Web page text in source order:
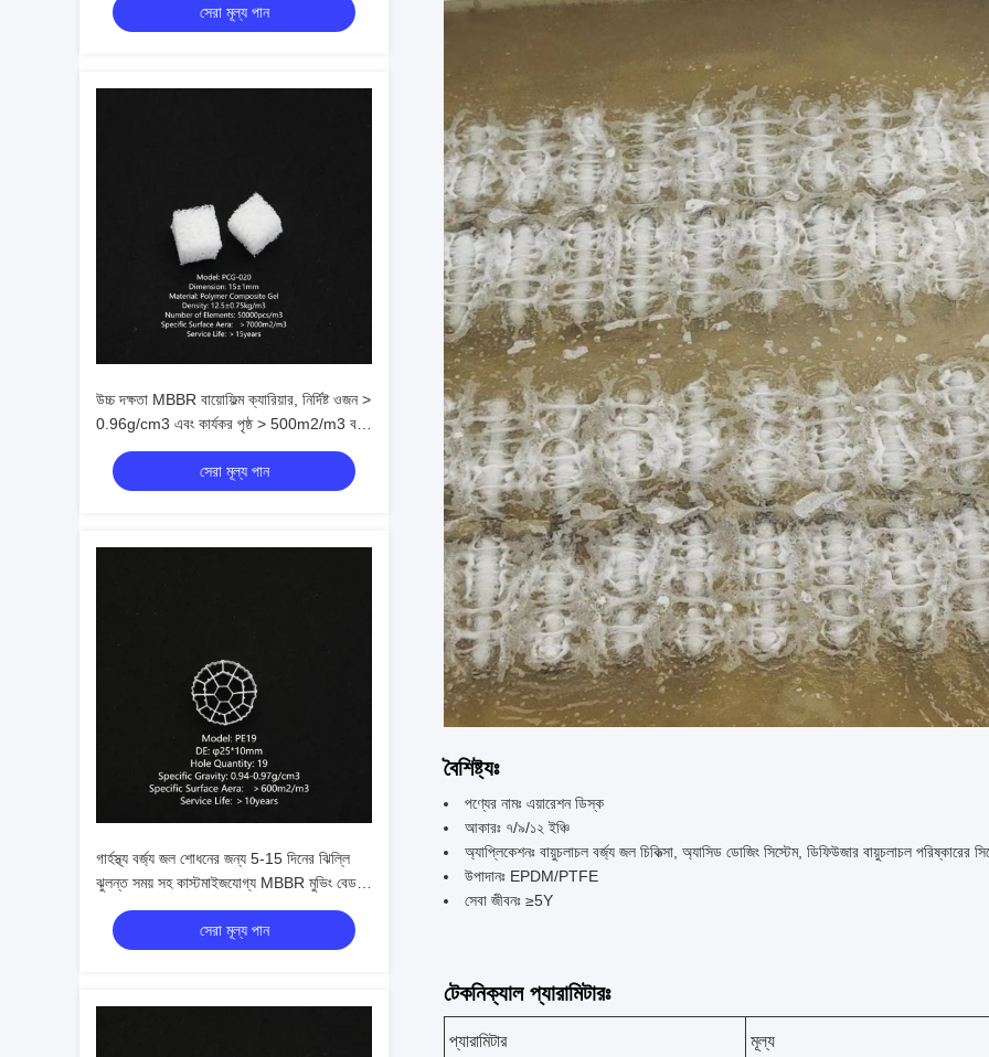
সেরা মূল্য পান
উচ্চ দক্ষতা MBBR বায়োফিল্ম ক্যারিয়ার, নির্দিষ্ট ওজন >
0.96g/cm3 এবং কার্যকর পৃষ্ঠ > 500m2/m3 বর্জ্য
জল চিকিত্সার জন্য
সেরা মূল্য পান
গার্হস্থ্য বর্জ্য জল শোধনের জন্য 5-15 দিনের ঝিল্লি
ঝুলন্ত সময় সহ কাস্টমাইজযোগ্য MBBR মুভিং বেড
বায়োফিল্ম রিয়্যাক্টর
সেরা মূল্য পান
বৈশিষ্ট্যঃ
পণ্যের নামঃ এয়ারেশন ডিস্ক
আকারঃ ৭/৯/১২ ইঞ্চি
অ্যাপ্লিকেশনঃ বায়ুচলাচল বর্জ্য জল চিকিত্সা, অ্যাসিড ডোজিং সিস্টেম, ডিফিউজার বায়ুচলাচল পরিষ্কারের
উপাদানঃ EPDM/PTFE
সেবা জীবনঃ ≥5Y
টেকনিক্যাল প্যারামিটারঃ
প্যারামিটার মূল্য